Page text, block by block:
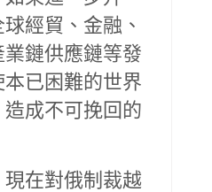
經貿、金融、
鏈供應鏈等發
已困難的世界
成不可挽回的
在對俄制裁越